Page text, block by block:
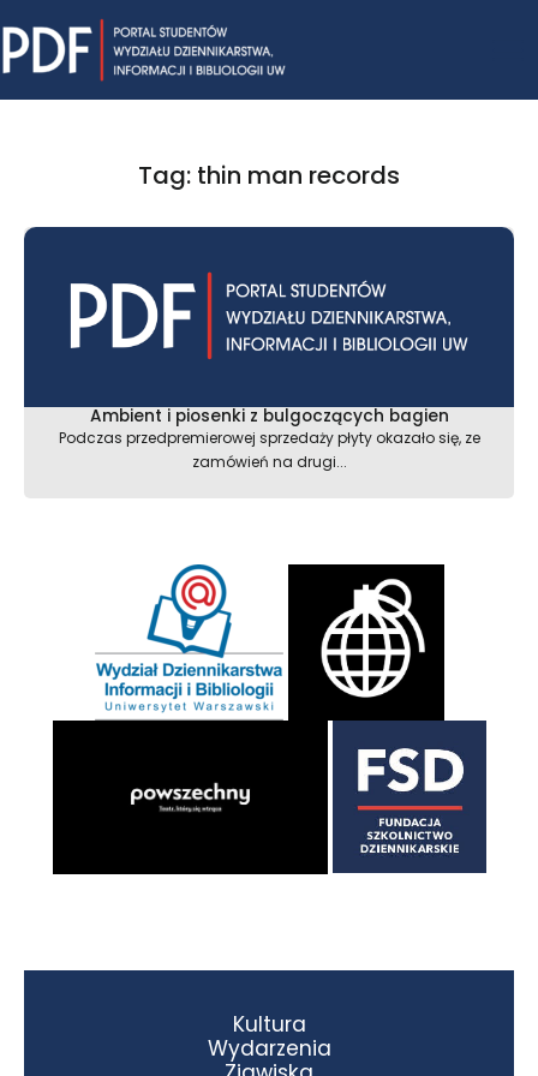
to
content
Tag: thin man records
Ambient i piosenki z bulgoczących bagien
Podczas przedpremierowej sprzedaży płyty okazało się, ze
zamówień na drugi...
Kultura
Wydarzenia